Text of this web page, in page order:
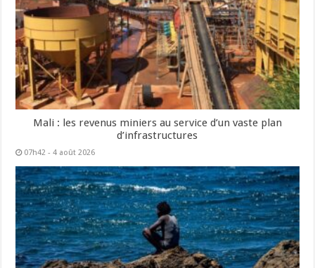
Mali : les revenus miniers au service d’un vaste plan
d’infrastructures
07h42 - 4 août 2026